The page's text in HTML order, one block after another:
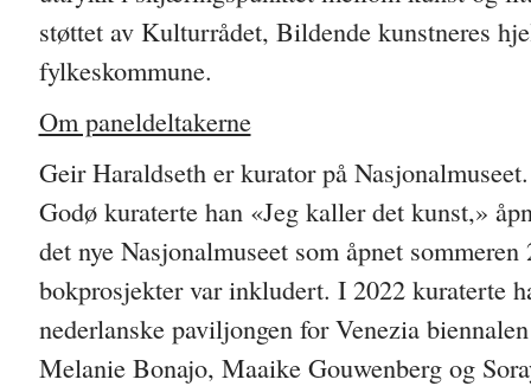
støttet av Kulturrådet, Bildende kunstneres
fylkeskommune.
Om paneldeltakerne
Geir Haraldseth er kurator på
Godø kuraterte han «Jeg kaller det kunst,»
det nye Nasjonalmuseet som åpnet
bokprosjekter var inkludert. I 2022 kuraterte
nederlanske paviljongen for Venezia
Melanie Bonajo, Maaike Gouwenberg og